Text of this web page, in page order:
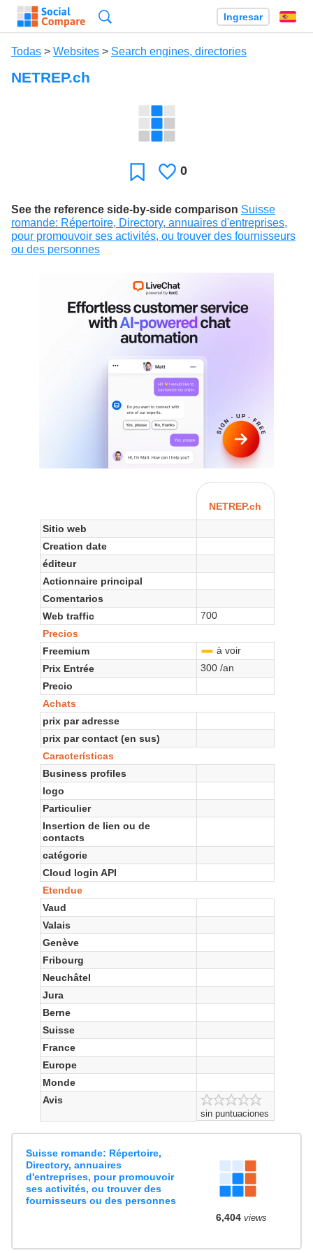
Ingresar
Todas > Websites > Search engines, directories
NETREP.ch
Favoritos
Le
0
See the reference side-by-side comparison Suisse
romande: Répertoire, Directory, annuaires d'entreprises,
pour promouvoir ses activités, ou trouver des fournisseurs
ou des personnes
NETREP.ch
Sitio web
Creation date
éditeur
Actionnaire principal
Comentarios
Web traffic
700
Precios
Freemium
-à voir
Prix Entrée
300 /an
Precio
Achats
prix par adresse
prix par contact (en sus)
Características
Business profiles
logo
Particulier
Insertion de lien ou de
contacts
catégorie
Cloud login API
Etendue
Vaud
Valais
Genève
Fribourg
Neuchâtel
Jura
Berne
Suisse
France
Europe
Monde
Avis
sin puntuaciones
Suisse romande: Répertoire,
Directory, annuaires
d'entreprises, pour promouvoir
ses activités, ou trouver des
fournisseurs ou des personnes
6,404views